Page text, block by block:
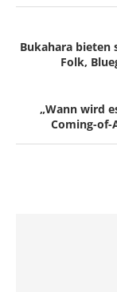
Bukahara bieten
Folk,
„Wann wird
Coming-of-